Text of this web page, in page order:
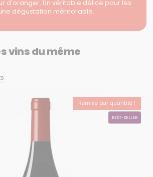
d'oranger. Un véritable délice pour les
dégustation mémorable.
vins du même
Remise par quantité !
-15%
BEST-SELLER